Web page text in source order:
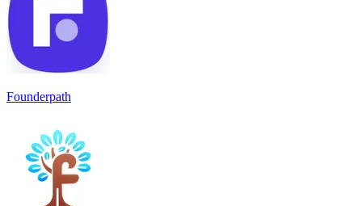
Founderpath